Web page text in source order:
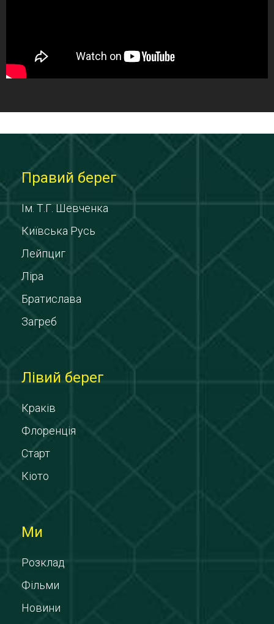
Правий берег
Ім. Т.Г. Шевченка
Київська Русь
Лейпциг
Ліра
Братислава
Загреб
Лівий берег
Краків
Флоренція
Старт
Кіото
Ми
Розклад
Фільми
Новини